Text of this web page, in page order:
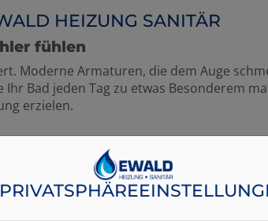
HEIZUNG SANITÄR
fühlen
Moderne Armaturen, die dem Auge
Bad jeden Tag zu etwas Besonderem
erzielen.